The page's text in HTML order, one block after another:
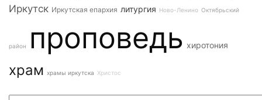
Иркутск Иркутская епархия литургия Ново-Ленино Октябрьский
район проповедь хиротония
храм храмы иркутска Христос